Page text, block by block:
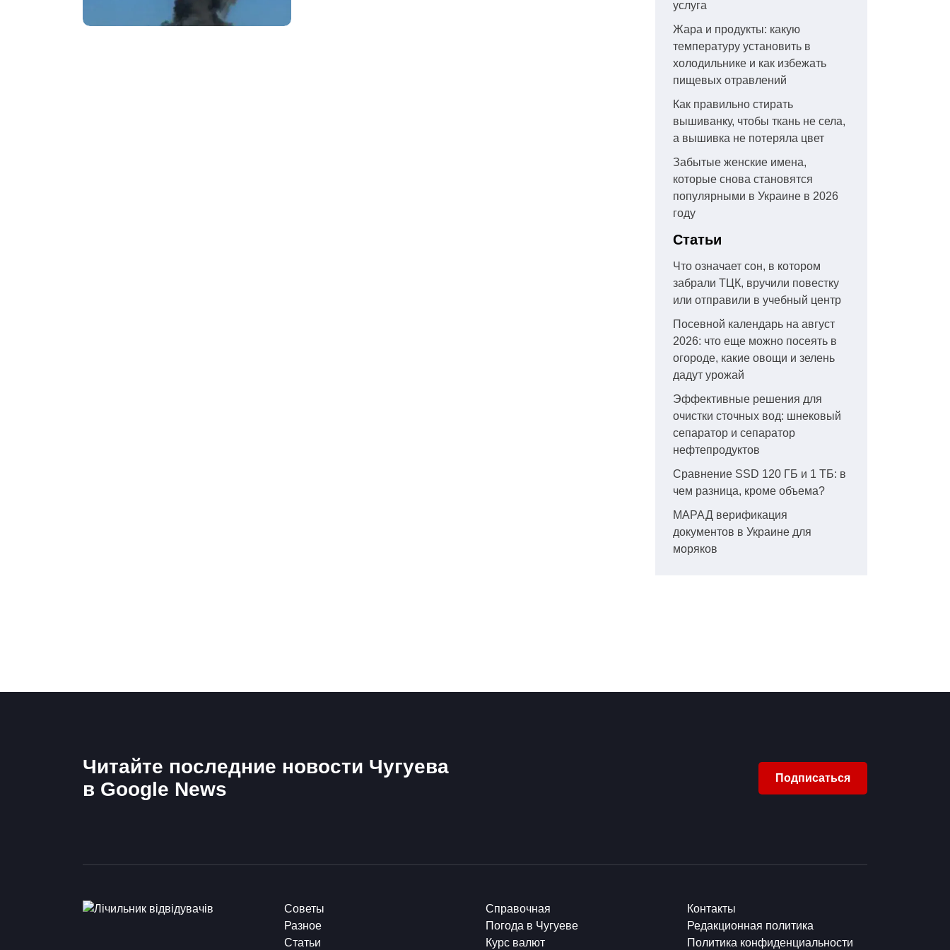
услуга
Жара и продукты: какую
температуру установить в
холодильнике и как избежать
пищевых отравлений
Как правильно стирать
вышиванку, чтобы ткань не села,
а вышивка не потеряла цвет
Забытые женские имена,
которые снова становятся
популярными в Украине в 2026
году
Статьи
Что означает сон, в котором
забрали ТЦК, вручили повестку
или отправили в учебный центр
Посевной календарь на август
2026: что еще можно посеять в
огороде, какие овощи и зелень
дадут урожай
Эффективные решения для
очистки сточных вод: шнековый
сепаратор и сепаратор
нефтепродуктов
Сравнение SSD 120 ГБ и 1 ТБ: в
чем разница, кроме объема?
МАРАД верификация
документов в Украине для
моряков
Читайте последние новости Чугуева
в Google News
Подписаться
Советы
Разное
Статьи
Справочная
Погода в Чугуеве
Курс валют
Контакты
Редакционная политика
Политика конфиденциальности